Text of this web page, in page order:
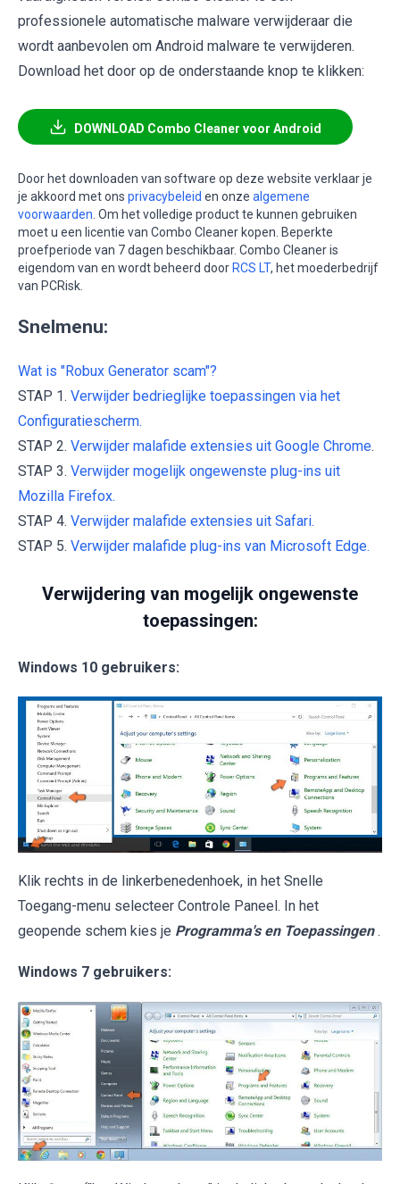
professionele automatische malware verwijderaar die
wordt aanbevolen om Android malware te verwijderen.
Download het door op de onderstaande knop te klikken:
DOWNLOAD Combo Cleaner voor Android
Door het downloaden van software op deze website verklaar je
je akkoord met ons privacybeleid en onze algemene
voorwaarden. Om het volledige product te kunnen gebruiken
moet u een licentie van Combo Cleaner kopen. Beperkte
proefperiode van 7 dagen beschikbaar. Combo Cleaner is
eigendom van en wordt beheerd door RCS LT, het moederbedrijf
van PCRisk.
Snelmenu:
Wat is "Robux Generator scam"?
STAP 1. Verwijder bedrieglijke toepassingen via het
Configuratiescherm.
STAP 2. Verwijder malafide extensies uit Google Chrome.
STAP 3. Verwijder mogelijk ongewenste plug-ins uit
Mozilla Firefox.
STAP 4. Verwijder malafide extensies uit Safari.
STAP 5. Verwijder malafide plug-ins van Microsoft Edge.
Verwijdering van mogelijk ongewenste
toepassingen:
Windows 10 gebruikers:
Klik rechts in de linkerbenedenhoek, in het Snelle
Toegang-menu selecteer Controle Paneel. In het
geopende schem kies je Programma's en Toepassingen .
Windows 7 gebruikers: